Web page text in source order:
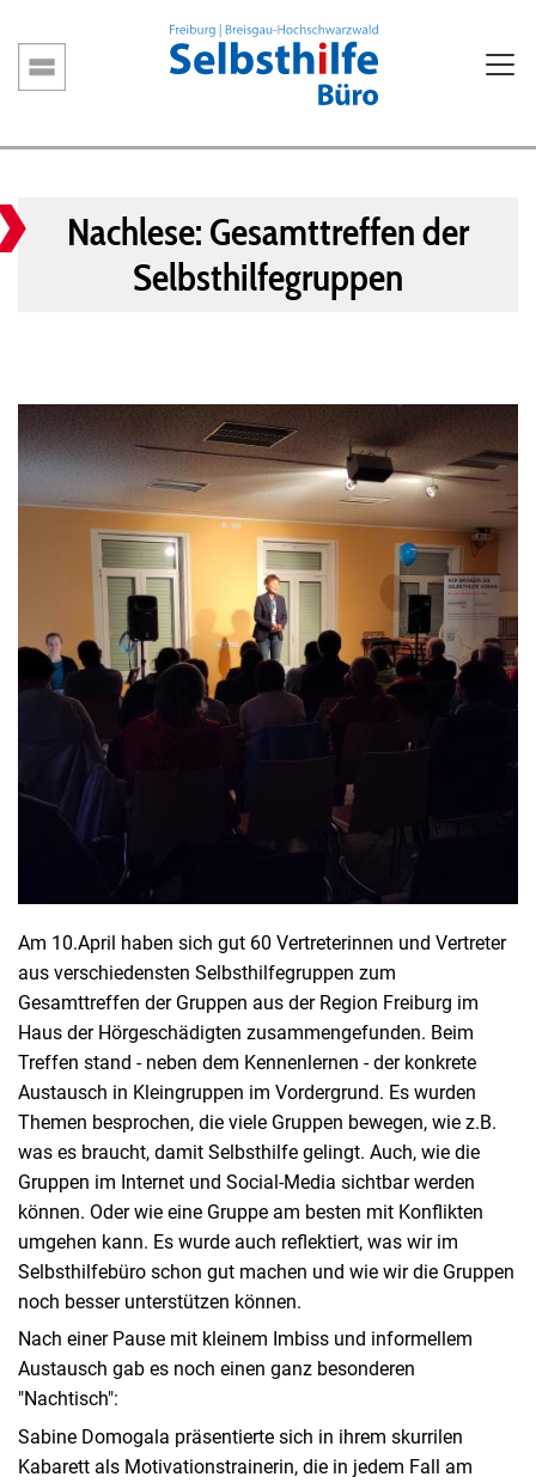
zum
Inhalt
Hauptnavigation
Nachlese: Gesamttreffen der
Selbsthilfegruppen
Am 10.April haben sich gut 60 Vertreterinnen und Vertreter
aus verschiedensten Selbsthilfegruppen zum
Gesamttreffen der Gruppen aus der Region Freiburg im
Haus der Hörgeschädigten zusammengefunden. Beim
Treffen stand - neben dem Kennenlernen - der konkrete
Austausch in Kleingruppen im Vordergrund. Es wurden
Themen besprochen, die viele Gruppen bewegen, wie z.B.
was es braucht, damit Selbsthilfe gelingt. Auch, wie die
Gruppen im Internet und Social-Media sichtbar werden
können. Oder wie eine Gruppe am besten mit Konflikten
umgehen kann. Es wurde auch reflektiert, was wir im
Selbsthilfebüro schon gut machen und wie wir die Gruppen
noch besser unterstützen können.
Nach einer Pause mit kleinem Imbiss und informellem
Austausch gab es noch einen ganz besonderen
"Nachtisch":
Sabine Domogala präsentierte sich in ihrem skurrilen
Kabarett als Motivationstrainerin, die in jedem Fall am